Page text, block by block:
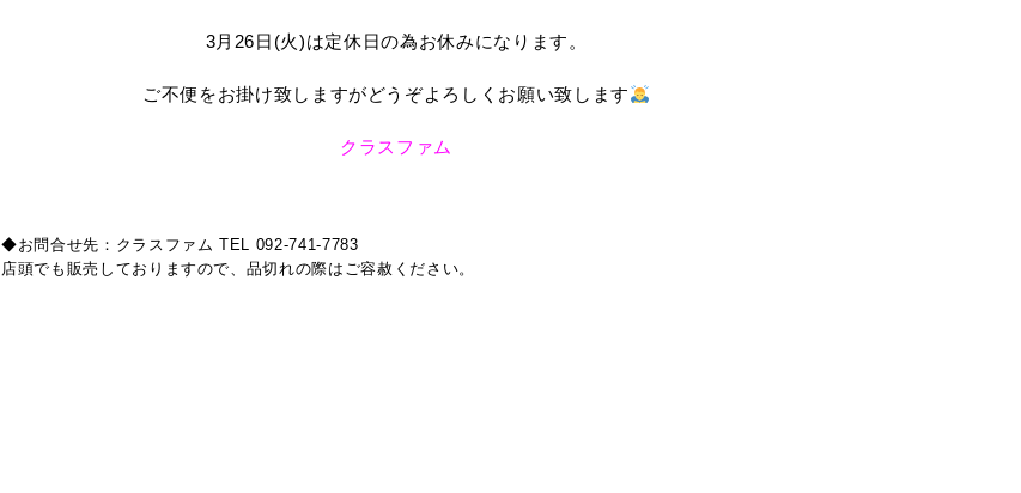
3月26日(火)は定休日の為お休みになります。
ご不便をお掛け致しますがどうぞよろしくお願い致します
クラスファム
◆お問合せ先：クラスファム TEL 092-741-7783
店頭でも販売しておりますので、品切れの際はご容赦ください。